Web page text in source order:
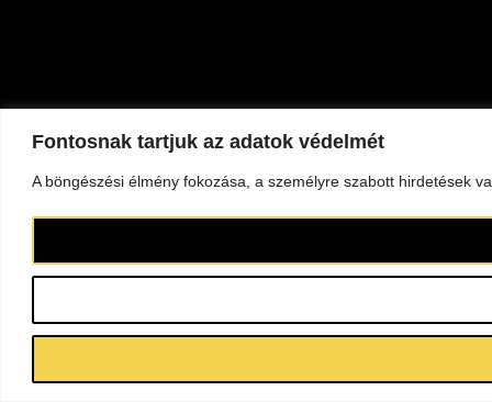
Fontosnak tartjuk az adatok védelmét
A böngészési élmény fokozása, a személyre szabott hirdetések